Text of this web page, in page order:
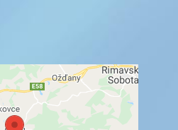
blokovaný Voľbami